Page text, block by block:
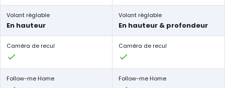
Volant réglable
En hauteur
Volant réglable
En hauteur & profondeur
Caméra de recul Caméra de recul
Follow-me Home Follow-me Home